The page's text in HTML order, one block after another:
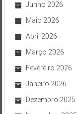
Junho 2026
Maio 2026
Abril 2026
Março 2026
Fevereiro 2026
Janeiro 2026
Dezembro 2025